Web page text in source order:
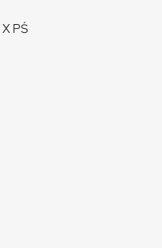
XPŚ